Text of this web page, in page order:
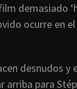
demasiado
ocurre en
desnudos y
para